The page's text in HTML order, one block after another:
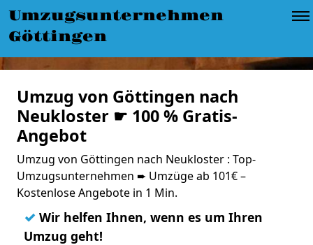
Umzugsunternehmen
Göttingen
Umzug von Göttingen nach
Neukloster ☛ 100 % Gratis-
Angebot
Umzug von Göttingen nach Neukloster : Top-
Umzugsunternehmen ➨ Umzüge ab 101€ –
Kostenlose Angebote in 1 Min.
✓ Wir helfen Ihnen, wenn es um Ihren
Umzug geht!